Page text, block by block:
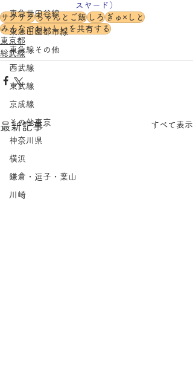
東急世田谷線
東急田園都市線
東急線その他
西武線
東武線
京成線
その他東京
神奈川県
横浜
鎌倉・逗子・葉山
川崎
スヤード）
サクサクちゃんとご飯しろぎゅ×しと
みんなでおいしいを共有する
東京都
総武線
最新記事 すべて表示